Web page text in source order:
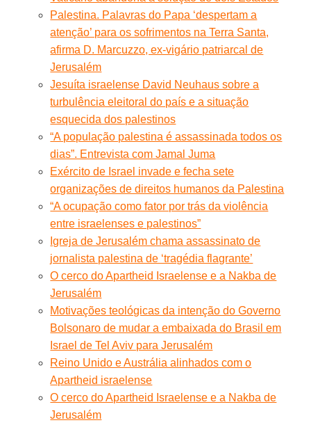
Palestina. Palavras do Papa ‘despertam a
atenção’ para os sofrimentos na Terra Santa,
afirma D. Marcuzzo, ex-vigário patriarcal de
Jerusalém
Jesuíta israelense David Neuhaus sobre a
turbulência eleitoral do país e a situação
esquecida dos palestinos
“A população palestina é assassinada todos os
dias”. Entrevista com Jamal Juma
Exército de Israel invade e fecha sete
organizações de direitos humanos da Palestina
“A ocupação como fator por trás da violência
entre israelenses e palestinos”
Igreja de Jerusalém chama assassinato de
jornalista palestina de ‘tragédia flagrante’
O cerco do Apartheid Israelense e a Nakba de
Jerusalém
Motivações teológicas da intenção do Governo
Bolsonaro de mudar a embaixada do Brasil em
Israel de Tel Aviv para Jerusalém
Reino Unido e Austrália alinhados com o
Apartheid israelense
O cerco do Apartheid Israelense e a Nakba de
Jerusalém